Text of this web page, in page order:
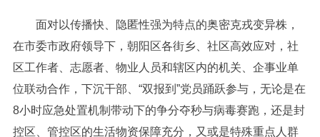
面对以传播快、隐匿性强为特点的奥密克戎变异株，
在市委市政府领导下，朝阳区各街乡、社区高效应对，社
区工作者、志愿者、物业人员和辖区内的机关、企事业单
位联动合作，下沉干部、“双报到”党员踊跃参与，无论是在
8小时应急处置机制带动下的争分夺秒与病毒赛跑，还是封
控区、管控区的生活物资保障充分，又或是特殊重点人群